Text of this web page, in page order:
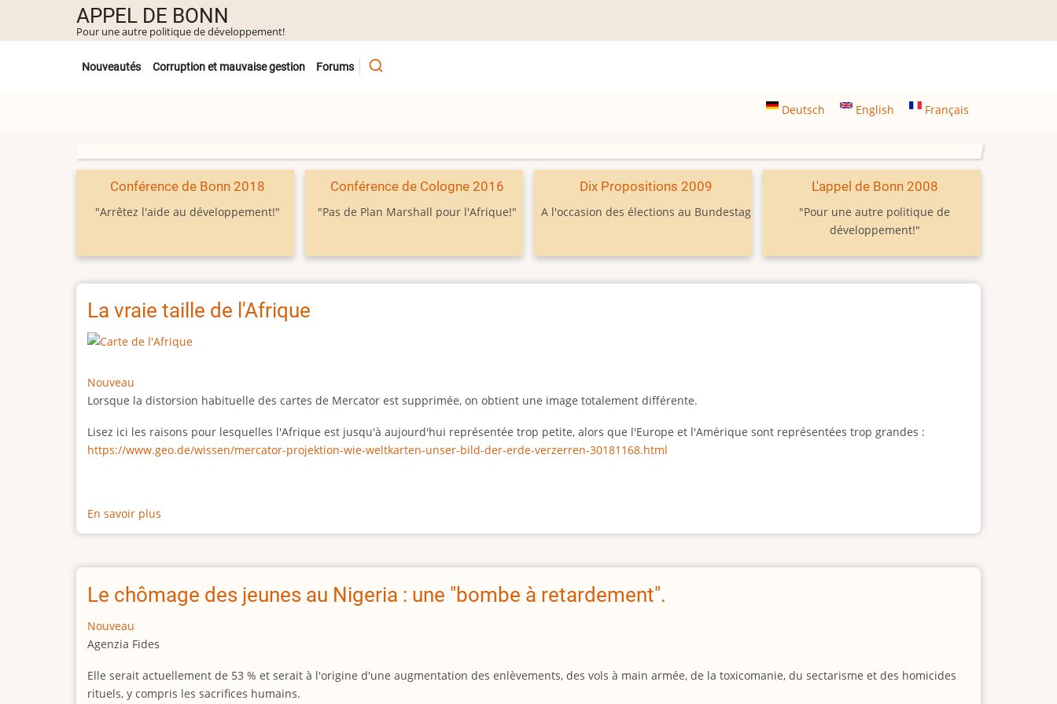
contenu
APPEL DE BONN
Pour une autre politique de développement!
Untermenü
Nouveautés Corruption et mauvaise gestion Forums
Deutsch English Français
Conférence de Bonn 2018
"Arrêtez l'aide au développement!"
Conférence de Cologne 2016
"Pas de Plan Marshall pour l'Afrique!"
Dix Propositions 2009
A l'occasion des élections au Bundestag
L'appel de Bonn 2008
"Pour une autre politique de
développement!"
La vraie taille de l'Afrique
Nouveau
Lorsque la distorsion habituelle des cartes de Mercator est supprimée, on obtient une image totalement différente.
Lisez ici les raisons pour lesquelles l'Afrique est jusqu'à aujourd'hui représentée trop petite, alors que l'Europe et l'Amérique sont représentées trop grandes :
https://www.geo.de/wissen/mercator-projektion-wie-weltkarten-unser-bild-der-erde-verzerren-30181168.html
En savoir plus
La
taille
l'Afrique
Le chômage des jeunes au Nigeria : une "bombe à retardement".
Nouveau
Agenzia Fides
Elle serait actuellement de 53 % et serait à l'origine d'une augmentation des enlèvements, des vols à main armée, de la toxicomanie, du sectarisme et des homicides
rituels, y compris les sacrifices humains.